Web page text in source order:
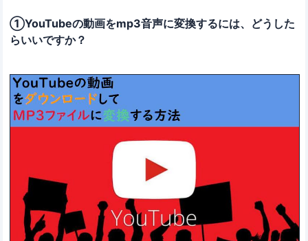
①YouTubeの動画をmp3音声に変換するには、どうした
らいいですか？